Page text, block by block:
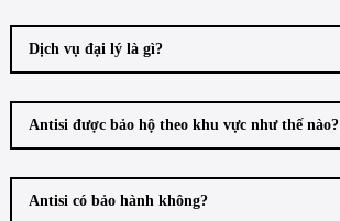
Dịch vụ đại lý là gì?
Antisi được bảo hộ theo khu vực như thế nào?
Antisi có bảo hành không?